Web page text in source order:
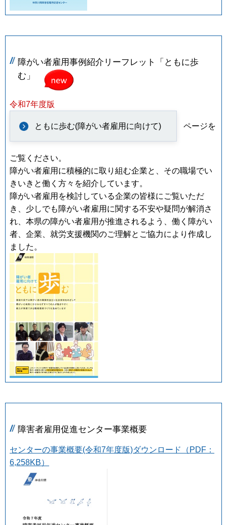
障がい者雇用事例紹介リーフレット「ともに歩
む」
令和7年度版
ともに歩む(障がい者雇用に向けて) ページを
ご覧ください。
障がい者雇用に積極的に取り組む企業と、その職場でい
きいきと働く方々を紹介しています。
障がい者雇用を検討している企業の皆様にご覧いただ
き、少しでも障がい者雇用に関する不安や疑問が解消さ
れ、本県の障がい者雇用が推進されるよう、働く障がい
者、企業、就労支援機関のご理解とご協力により作成し
ました。
障害者雇用促進センター事業概要
センターの事業概要(令和7年度版)ダウンロード（PDF：
6,258KB）